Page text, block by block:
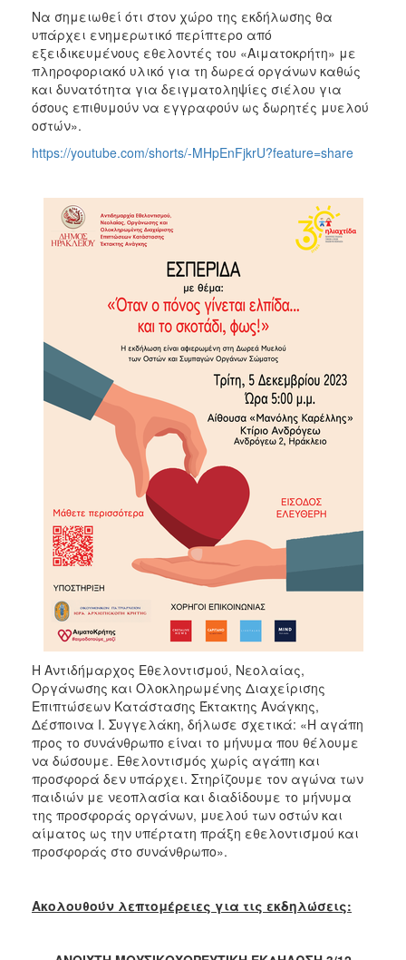
Να σημειωθεί ότι στον χώρο της εκδήλωσης θα
υπάρχει ενημερωτικό περίπτερο από
εξειδικευμένους εθελοντές του «Αιματοκρήτη» με
πληροφοριακό υλικό για τη δωρεά οργάνων καθώς
και δυνατότητα για δειγματοληψίες σιέλου για
όσους επιθυμούν να εγγραφούν ως δωρητές μυελού
οστών».
https://youtube.com/shorts/-MHpEnFjkrU?feature=share
Η Αντιδήμαρχος Εθελοντισμού, Νεολαίας,
Οργάνωσης και Ολοκληρωμένης Διαχείρισης
Επιπτώσεων Κατάστασης Έκτακτης Ανάγκης,
Δέσποινα Ι. Συγγελάκη, δήλωσε σχετικά: «Η αγάπη
προς το συνάνθρωπο είναι το μήνυμα που θέλουμε
να δώσουμε. Εθελοντισμός χωρίς αγάπη και
προσφορά δεν υπάρχει. Στηρίζουμε τον αγώνα των
παιδιών με νεοπλασία και διαδίδουμε το μήνυμα
της προσφοράς οργάνων, μυελού των οστών και
αίματος ως την υπέρτατη πράξη εθελοντισμού και
προσφοράς στο συνάνθρωπο».
Ακολουθούν λεπτομέρειες για τις εκδηλώσεις: